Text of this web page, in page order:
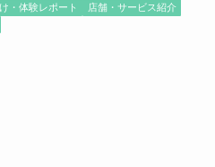
・体験レポート
店舗・サービス紹介